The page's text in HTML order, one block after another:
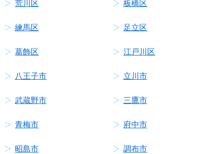
荒川区 板橋区
練馬区 足立区
葛飾区 江戸川区
八王子市 立川市
武蔵野市 三鷹市
青梅市 府中市
昭島市 調布市